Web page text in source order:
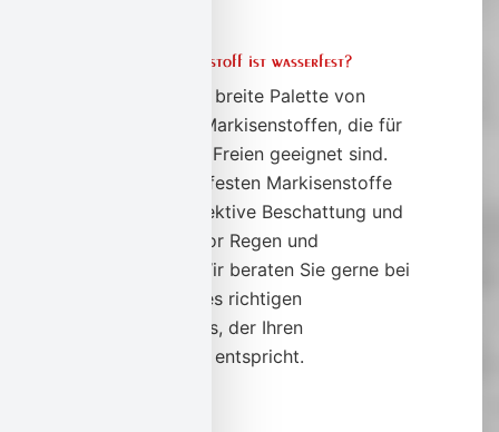
Welcher Markisenstoff ist wasserfest?
Wir bieten eine breite Palette von
wasserfesten Markisenstoffen, die für
den Einsatz im Freien geeignet sind.
Unsere wasserfesten Markisenstoffe
bieten eine effektive Beschattung und
schützen Sie vor Regen und
Feuchtigkeit. Wir beraten Sie gerne bei
der Auswahl des richtigen
Markisenstoffes, der Ihren
Anforderungen entspricht.